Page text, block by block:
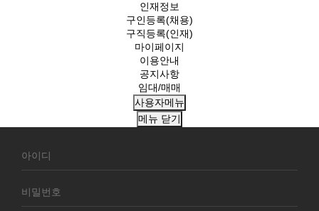
인재정보
구인등록(채용)
구직등록(인재)
마이페이지
이용안내
공지사항
임대/매매
사용자메뉴
메뉴 닫기
원
그